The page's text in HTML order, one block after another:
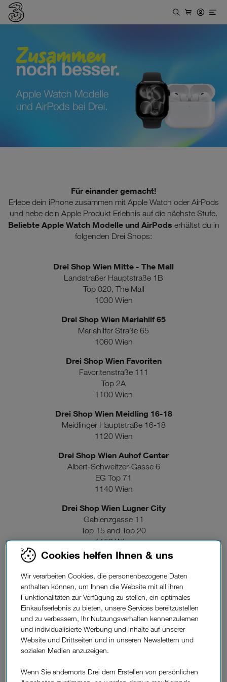
Für einander gemacht!
Erlebe dein iPhone zusammen mit Apple Watch oder AirPods
und hebe dein Apple Produkt Erlebnis auf die nächste Stufe.
Beliebte Apple Watch Modelle und AirPods erhältst du in
folgenden Drei Shops:
Drei Shop Wien Mitte - The Mall
Landstraßer Hauptstraße 1B
Top 020, The Mall
1030 Wien
Drei Shop Wien Mariahilf 65
Mariahilfer Straße 65
1060 Wien
Drei Shop Wien Favoriten
Favoritenstraße 111
Top 2A
1100 Wien
Drei Shop Wien Meidling 16-18
Meidlinger Hauptstraße 16-18
1120 Wien
Drei Shop Wien Auhof Center
Albert-Schweitzer-Gasse 6
EG Top 71
1140 Wien
Drei Shop Wien Lugner City
Gablenzgasse 11
Top 15 and Top 20
1150 Wien
Drei Shop Währing
Inh. Net.Com GmbH
Währingerstrasse 79
1180 Wien
Drei Shop Q19
Inh. Net.Com GmbH
Grinzingerstrasse 112
1190 Wien
Brünner Straße 52
Cookies helfen Ihnen & uns
Wir verarbeiten Cookies, die personenbezogene Daten
enthalten können, um Ihnen die Website mit all ihren
Funktionalitäten zur Verfügung zu stellen, ein optimales
Einkaufserlebnis zu bieten, unsere Services bereitzustellen
und zu verbessern, Ihr Nutzungsverhalten kennenzulernen
und individualisierte Werbung und Inhalte auf unserer
Website und Drittseiten und in unseren Newslettern und
sozialen Medien anzuzeigen.
Wenn Sie andernorts Drei dem Erstellen von persönlichen